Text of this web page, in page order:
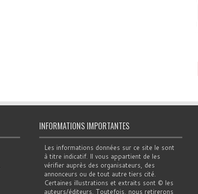
INFORMATIONS IMPORTANTES
Les informations données sur ce site le sont
à titre indicatif. Il vous appartient de les
vérifier auprès des organisateurs, des
annonceurs ou de tout autre tiers cité.
Certaines illustrations et extraits sont © les
auteurs/éditeurs. Toutefois, nous retirerons